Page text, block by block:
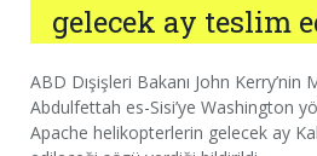
gelecek ay teslim
ABD Dışişleri Bakanı John Kerry’nin
Abdulfettah es-Sisi’ye Washington
Apache helikopterlerin gelecek ay